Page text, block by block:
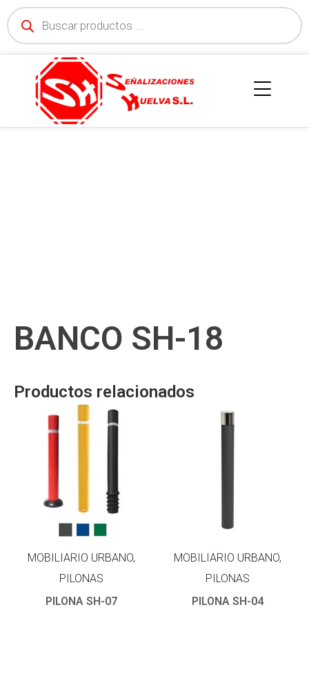
BANCO SH-18
Productos relacionados
MOBILIARIO URBANO,
PILONAS
PILONA SH-07
MOBILIARIO URBANO,
PILONAS
PILONA SH-04